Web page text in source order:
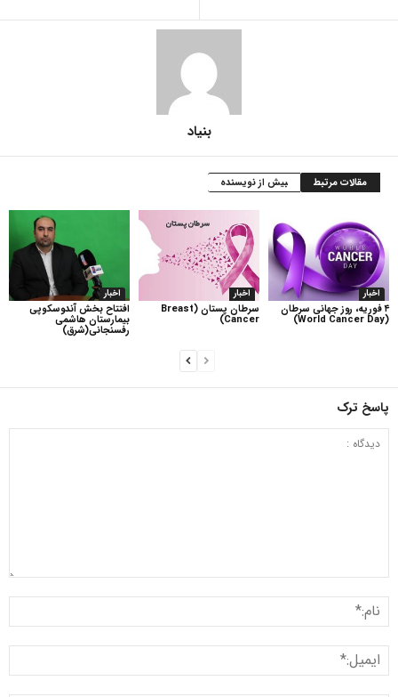
بنیاد
مقالات مرتبط بیش از نویسنده
اخبار
افتتاح بخش آندوسکوپی
بیمارستان هاشمی
رفسنجانی(شرق)
اخبار
سرطان پستان (Breast
Cancer)
اخبار
۴ فوریه، روز جهانی سرطان
(World Cancer Day)
پاسخ ترک